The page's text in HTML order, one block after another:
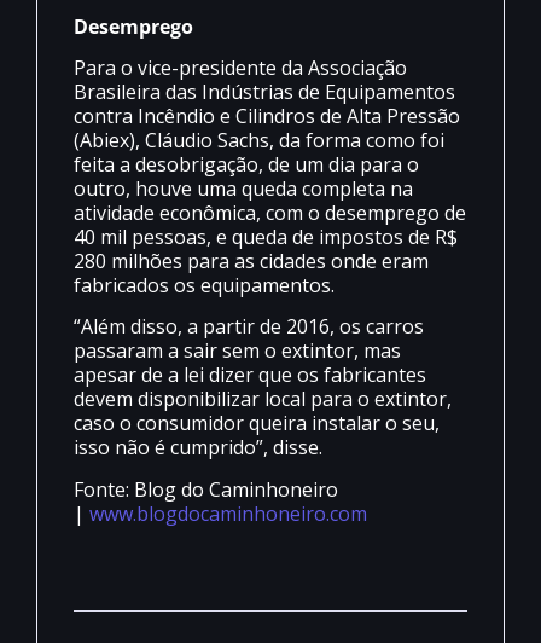
Desemprego
Para o vice-presidente da Associação
Brasileira das Indústrias de Equipamentos
contra Incêndio e Cilindros de Alta Pressão
(Abiex), Cláudio Sachs, da forma como foi
feita a desobrigação, de um dia para o
outro, houve uma queda completa na
atividade econômica, com o desemprego de
40 mil pessoas, e queda de impostos de R$
280 milhões para as cidades onde eram
fabricados os equipamentos.
“Além disso, a partir de 2016, os carros
passaram a sair sem o extintor, mas
apesar de a lei dizer que os fabricantes
devem disponibilizar local para o extintor,
caso o consumidor queira instalar o seu,
isso não é cumprido”, disse.
Fonte: Blog do Caminhoneiro
| www.blogdocaminhoneiro.com